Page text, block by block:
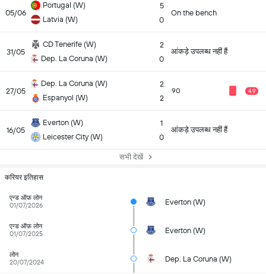
05/06
Portugal (W)
Latvia (W)
5
0
On the bench
31/05
CD Tenerife (W)
Dep. La Coruna (W)
2
0
आंकड़े उपलब्ध नहीं हैं
27/05
Dep. La Coruna (W)
Espanyol (W)
2
2
90 4.9
16/05
Everton (W)
Leicester City (W)
1
0
आंकड़े उपलब्ध नहीं हैं
सभी देखें
करियर इतिहास
एन्ड ऑफ़ लोन
01/07/2026
Everton (W)
एन्ड ऑफ़ लोन
01/07/2025
Everton (W)
लोन
20/07/2024
Dep. La Coruna (W)